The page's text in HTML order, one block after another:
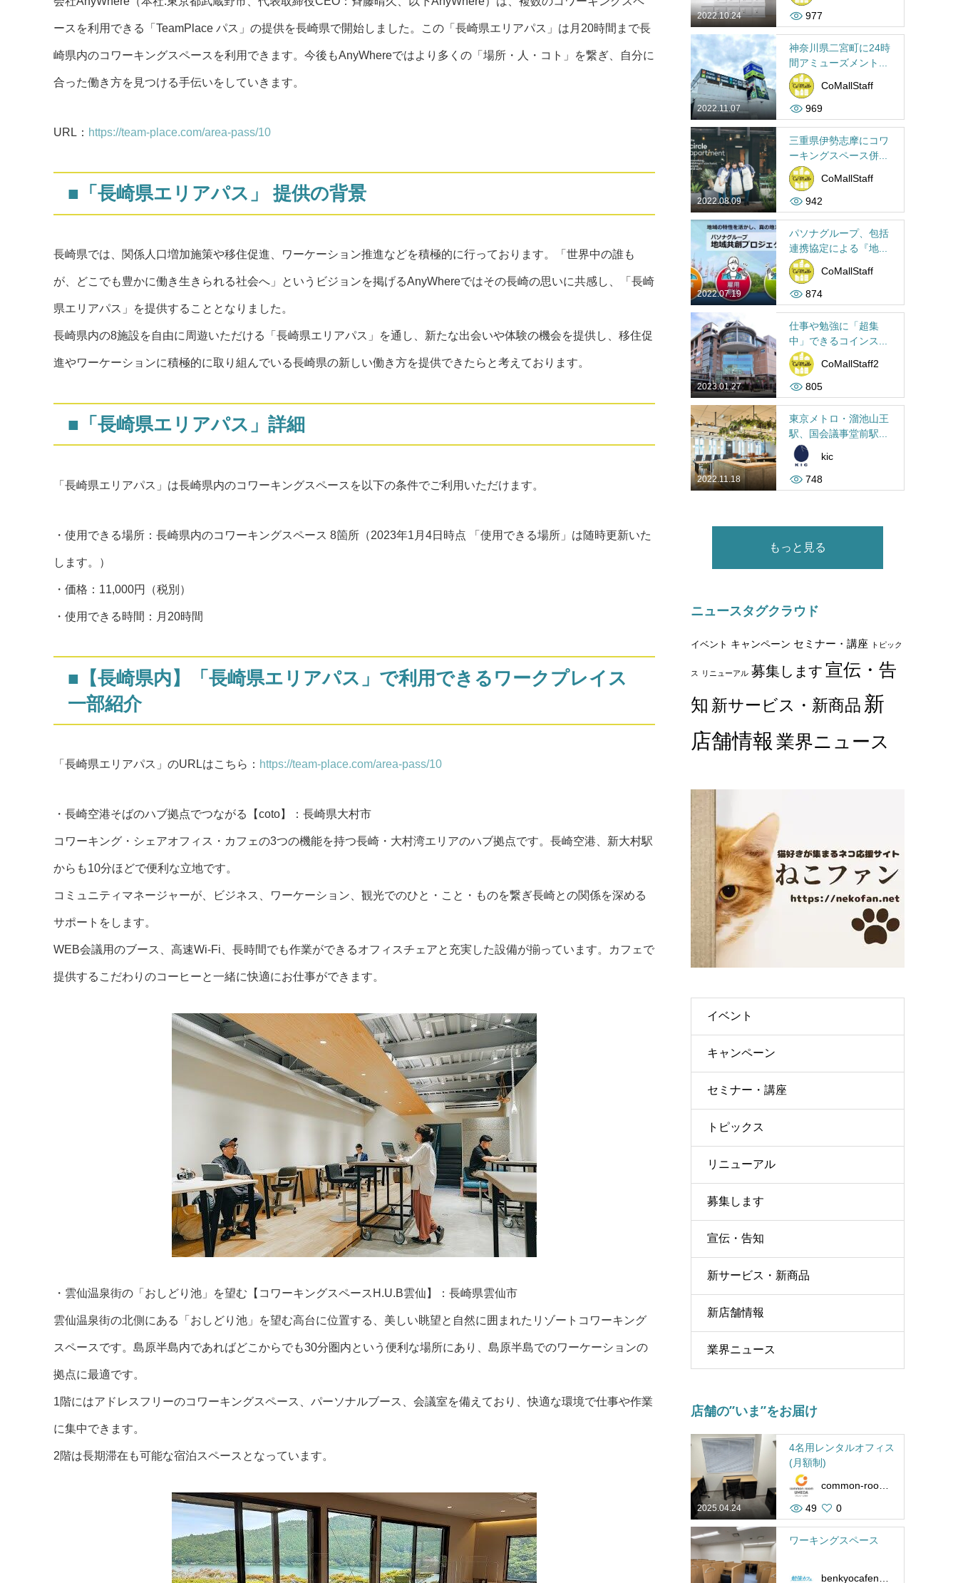
ースを利用できる「TeamPlace パス」の提供を長崎県で開始しました。この「長崎県エリアパス」は月20時間まで長
崎県内のコワーキングスペースを利用できます。今後もAnyWhereではより多くの「場所・人・コト」を繋ぎ、自分に
合った働き方を見つける手伝いをしていきます。
URL： https://team-place.com/area-pass/10
■​「長崎県エリアパス」 提供の背景
長崎県では、関係人口増加施策や移住促進、ワーケーション推進などを積極的に行っております。「世界中の誰も
が、どこでも豊かに働き生きられる社会へ」というビジョンを掲げるAnyWhereではその長崎の思いに共感し、「長崎
県エリアパス」を提供することとなりました。
長崎県内の8施設を自由に周遊いただける「長崎県エリアパス」を通し、新たな出会いや体験の機会を提供し、移住促
進やワーケーションに積極的に取り組んでいる長崎県の新しい働き方を提供できたらと考えております。
■「長崎県エリアパス」詳細
「長崎県エリアパス」は長崎県内のコワーキングスペースを以下の条件でご利用いただけます。
・使用できる場所：長崎県内のコワーキングスペース 8箇所（2023年1月4日時点 「使用できる場所」は随時更新いた
します。）
・価格：11,000円（税別）
・使用できる時間：月20時間
■【長崎県内】「長崎県エリアパス」で利用できるワークプレイス
一部紹介
「長崎県エリアパス」のURLはこちら： https://team-place.com/area-pass/10
・長崎空港そばのハブ拠点でつながる【coto】：長崎県大村市
コワーキング・シェアオフィス・カフェの3つの機能を持つ長崎・大村湾エリアのハブ拠点です。長崎空港、新大村駅
からも10分ほどで便利な立地です。
コミュニティマネージャーが、ビジネス、ワーケーション、観光でのひと・こと・ものを繋ぎ長崎との関係を深める
サポートをします。
WEB会議用のブース、高速Wi-Fi、長時間でも作業ができるオフィスチェアと充実した設備が揃っています。カフェで
提供するこだわりのコーヒーと一緒に快適にお仕事ができます。
・雲仙温泉街の「おしどり池」を望む【コワーキングスペースH.U.B雲仙】：長崎県雲仙市
雲仙温泉街の北側にある「おしどり池」を望む高台に位置する、美しい眺望と自然に囲まれたリゾートコワーキング
スペースです。島原半島内であればどこからでも30分圏内という便利な場所にあり、島原半島でのワーケーションの
拠点に最適です。
1階にはアドレスフリーのコワーキングスペース、パーソナルブース、会議室を備えており、快適な環境で仕事や作業
に集中できます。
2階は長期滞在も可能な宿泊スペースとなっています。
2022.10.24
977
2022.11.07
神奈川県二宮町に24時
間アミューズメント...
CoMallStaff
969
2022.08.09
三重県伊勢志摩にコワ
ーキングスペース併...
CoMallStaff
942
2022.07.19
パソナグループ、包括
連携協定による『地...
CoMallStaff
874
2023.01.27
仕事や勉強に「超集
中」できるコインス...
CoMallStaff2
805
2022.11.18
東京メトロ・溜池山王
駅、国会議事堂前駅...
kic
748
もっと見る
ニュースタグクラウド
イベント キャンペーン セミナー・講座 トピック
ス リニューアル 募集します 宣伝・告
知 新サービス・新商品 新
店舗情報 業界ニュース
イベント
キャンペーン
セミナー・講座
トピックス
リニューアル
募集します
宣伝・告知
新サービス・新商品
新店舗情報
業界ニュース
店舗の”いま”をお届け
2025.04.24
4名用レンタルオフィス
(月額制)
49
0
ワーキングスペース